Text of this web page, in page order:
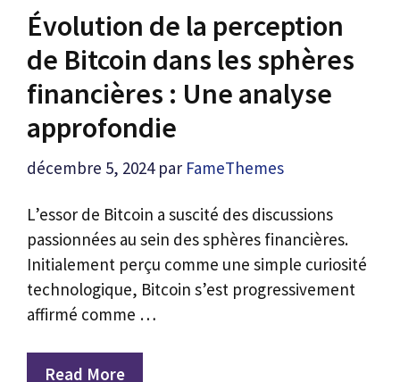
Évolution de la perception
de Bitcoin dans les sphères
financières : Une analyse
approfondie
décembre 5, 2024 par FameThemes
L’essor de Bitcoin a suscité des discussions
passionnées au sein des sphères financières.
Initialement perçu comme une simple curiosité
technologique, Bitcoin s’est progressivement
affirmé comme …
Read More